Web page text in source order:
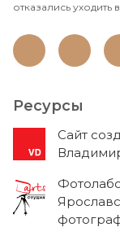
отказались уходить
Ресурсы
Cайт